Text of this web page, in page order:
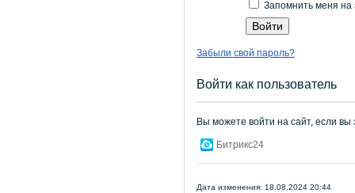
Запомнить меня на
Забыли свой пароль?
Войти как пользователь
Вы можете войти на сайт, если вы
Битрикс24
Дата изменения: 18.08.2024 20:44